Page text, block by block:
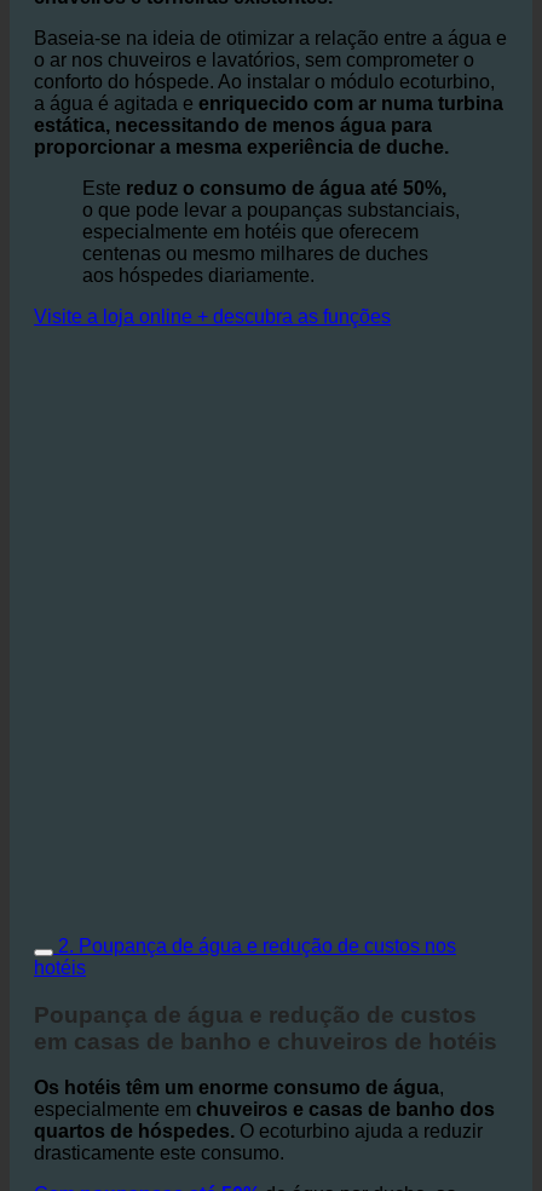
módulo adaptador eficaz que se integra nos
chuveiros e torneiras existentes.
Baseia-se na ideia de otimizar a relação entre a água e
o ar nos chuveiros e lavatórios, sem comprometer o
conforto do hóspede. Ao instalar o módulo ecoturbino,
estática, necessitando de menos água para
proporcionar a mesma experiência de duche.
Estereduz o consumo de água até 50%,
o que pode levar a poupanças substanciais,
centenas ou mesmo milhares de duches
2. Poupança de água e redução de custos nos
hotéis
Poupança de água e redução de custos
em casas de banho e chuveiros de hotéis
Os hotéis têm um enorme consumo de água